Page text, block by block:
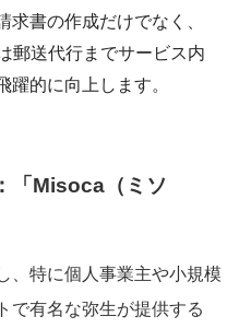
求書の作成だけでなく、
郵送代行までサービス内
躍的に向上します。
「Misoca（ミソ
、特に個人事業主や小規模
で有名な弥生が提供する